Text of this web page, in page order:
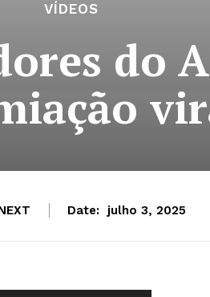
VÍDEOS
do
Date: julho 3, 2025